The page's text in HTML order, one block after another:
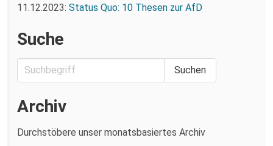
11.12.2023: Status Quo: 10 Thesen zur AfD
Suche
Archiv
Durchstöbere unser monatsbasiertes Archiv